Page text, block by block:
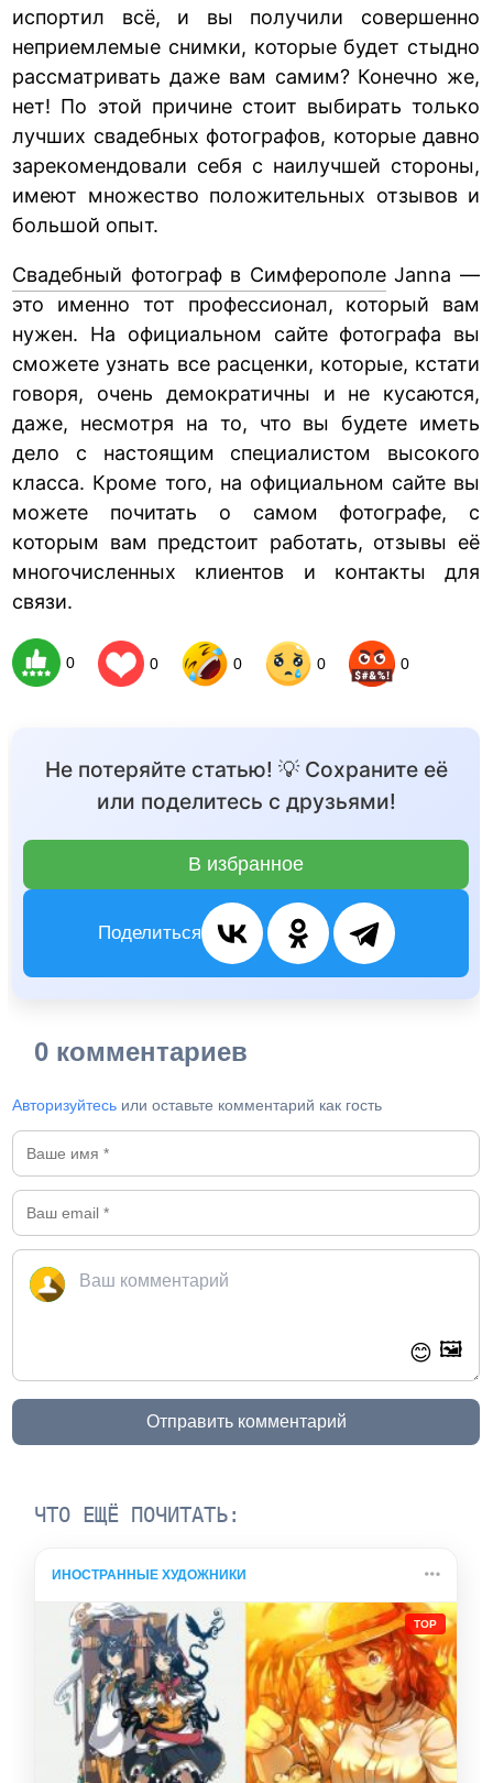
испортил всё, и вы получили совершенно
неприемлемые снимки, которые будет стыдно
рассматривать даже вам самим? Конечно же,
нет! По этой причине стоит выбирать только
лучших свадебных фотографов, которые давно
зарекомендовали себя с наилучшей стороны,
имеют множество положительных отзывов и
большой опыт.
Свадебный фотограф в СимферополеJanna —
это именно тот профессионал, который вам
нужен. На официальном сайте фотографа вы
сможете узнать все расценки, которые, кстати
говоря, очень демократичны и не кусаются,
даже, несмотря на то, что вы будете иметь
дело с настоящим специалистом высокого
класса. Кроме того, на официальном сайте вы
можете почитать о самом фотографе, с
которым вам предстоит работать, отзывы её
многочисленных клиентов и контакты для
связи.
0 0 0 0 0
Не потеряйте статью! 💡 Сохраните её
или поделитесь с друзьями!
В избранное
Поделиться
0 комментариев
Авторизуйтесь или оставьте комментарий как гость
😊 🖼️
Отправить комментарий
ЧТО ЕЩЁ ПОЧИТАТЬ:
ИНОСТРАННЫЕ ХУДОЖНИКИ
TOP